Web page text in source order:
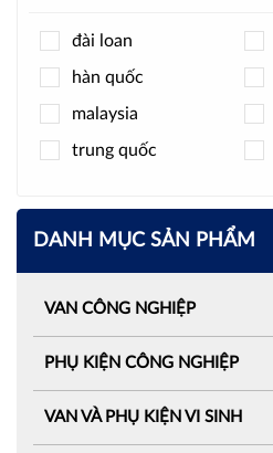
đài loan
hàn quốc
malaysia
trung quốc
DANH MỤC SẢN PHẨM
VAN CÔNG NGHIỆP
PHỤ KIỆN CÔNG NGHIỆP
VAN VÀ PHỤ KIỆN VI SINH